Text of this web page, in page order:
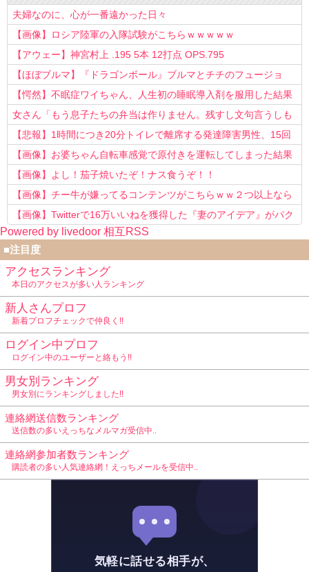
夫婦なのに、心が一番遠かった日々
【画像】ロシア陸軍の入隊試験がこちらｗｗｗｗｗ
【アウェー】神宮村上 .195 5本 12打点 OPS.795
【ほぼブルマ】『ドラゴンボール』ブルマとチチのフュージョ
ン、クッソ可愛すぎるwwwwwww
【愕然】不眠症ワイちゃん、人生初の睡眠導入剤を服用した結果
ｗｗｗｗ
女さん「もう息子たちの弁当は作りません。残すし文句言うしも
う知らない！」
【悲報】1時間につき20分トイレで離席する発達障害男性、15回
以上転職を重ねてしまう
【画像】お婆ちゃん自転車感覚で原付きを運転してしまった結果
www
【画像】よし！茄子焼いたぞ！ナス食うぞ！！
【画像】チー牛が嫌ってるコンテンツがこちらｗｗ２つ以上なら
確定ｗｗ
【画像】Twitterで16万いいねを獲得した『妻のアイデア』がパク
リで草www
Powered by livedoor 相互RSS
■注目度
アクセスランキング
本日のアクセスが多い人ランキング
新人さんプロフ
新着プロフチェックで仲良く!!
ログイン中プロフ
ログイン中のユーザーと絡もう!!
男女別ランキング
男女別にランキングしました!!
連絡網送信数ランキング
送信数の多いえっちなメルマガ受信中..
連絡網参加者数ランキング
購読者の多い人気連絡網！えっちメールを受信中..
気軽に話せる相手が、